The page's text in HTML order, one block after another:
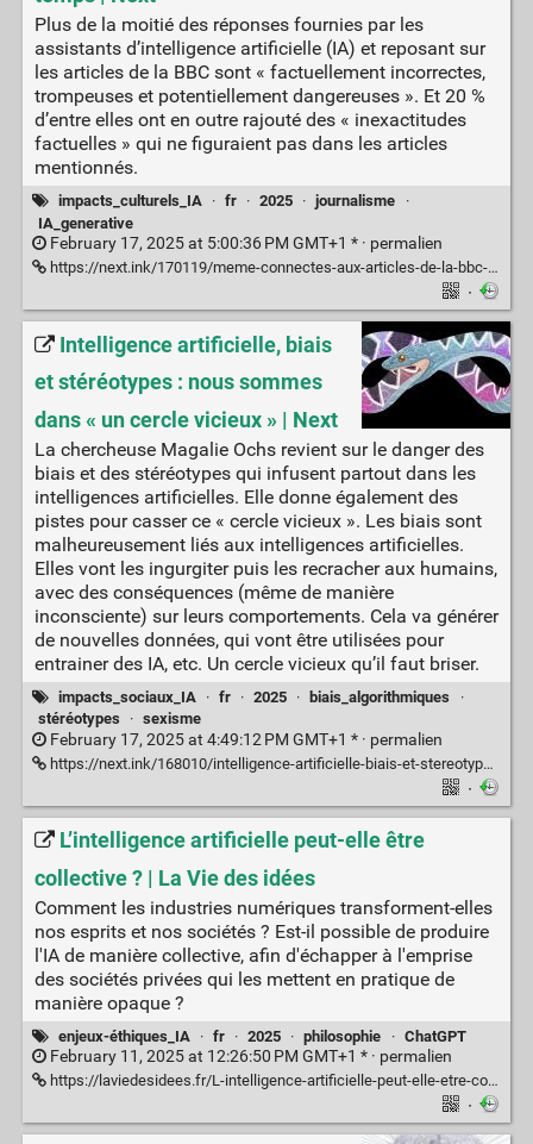
Plus de la moitié des réponses fournies par les
assistants d’intelligence artificielle (IA) et reposant sur
les articles de la BBC sont « factuellement incorrectes,
trompeuses et potentiellement dangereuses ». Et 20 %
d’entre elles ont en outre rajouté des « inexactitudes
factuelles » qui ne figuraient pas dans les articles
mentionnés.
impacts_culturels_IA · fr · 2025 · journalisme
·
IA_generative
February 17, 2025 at 5:00:36 PM GMT+1 * · permalien
https://next.ink/170119/meme-connectes-aux-articles-de-la-bbc-les-ia-se-trompent-plus-de-la-moitie-du-temps/
·
Intelligence artificielle, biais
et stéréotypes : nous sommes
dans « un cercle vicieux » | Next
La chercheuse Magalie Ochs revient sur le danger des
biais et des stéréotypes qui infusent partout dans les
intelligences artificielles. Elle donne également des
pistes pour casser ce « cercle vicieux ». Les biais sont
malheureusement liés aux intelligences artificielles.
Elles vont les ingurgiter puis les recracher aux humains,
avec des conséquences (même de manière
inconsciente) sur leurs comportements. Cela va générer
de nouvelles données, qui vont être utilisées pour
entrainer des IA, etc. Un cercle vicieux qu’il faut briser.
impacts_sociaux_IA · fr · 2025 · biais_algorithmiques
·
stéréotypes
· sexisme
February 17, 2025 at 4:49:12 PM GMT+1 * · permalien
https://next.ink/168010/intelligence-artificielle-biais-et-stereotypes-nous-sommes-dans-un-cercle-vicieux/
·
L’intelligence artificielle peut-elle être
collective ? | La Vie des idées
Comment les industries numériques transforment-elles
nos esprits et nos sociétés ? Est-il possible de produire
l'IA de manière collective, afin d'échapper à l'emprise
des sociétés privées qui les mettent en pratique de
manière opaque ?
enjeux-éthiques_IA · fr · 2025 · philosophie · ChatGPT
February 11, 2025 at 12:26:50 PM GMT+1 * · permalien
https://laviedesidees.fr/L-intelligence-artificielle-peut-elle-etre-collective
·